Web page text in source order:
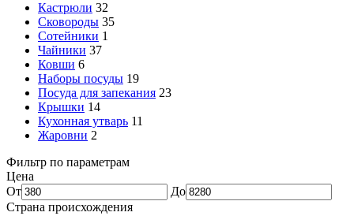
Кастрюли 32
Сковороды 35
Сотейники 1
Чайники 37
Ковши 6
Наборы посуды 19
Посуда для запекания 23
Крышки 14
Кухонная утварь 11
Жаровни 2
Фильтр по параметрам
Цена
От
До
Страна происхождения